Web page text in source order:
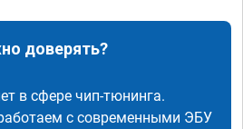
доверять?
в сфере чип-тюнинга.
с современными ЭБУ